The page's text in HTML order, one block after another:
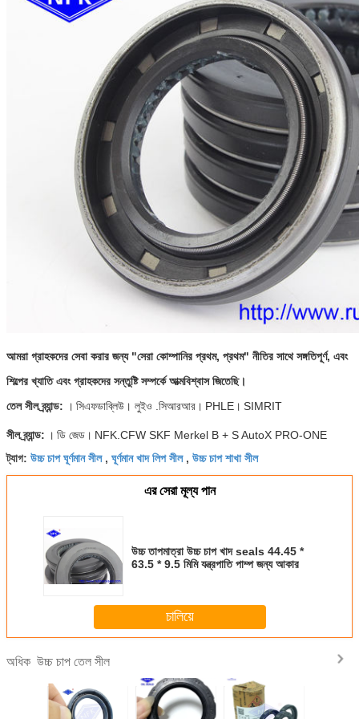
আমরা গ্রাহকদের সেবা করার জন্য "সেরা কোম্পানির প্রথম, প্রথম" নীতির সাথে সঙ্গতিপূর্ণ, এবং
শিল্পের খ্যাতি এবং গ্রাহকদের সন্তুষ্টি সম্পর্কে আত্মবিশ্বাস জিতেছি।
তেল সীল ব্র্যান্ড:
। সিএফডাব্লিউ। লুইও .সিআরআর। PHLE। SIMRIT
সীল ব্র্যান্ড: । ডি জেড। NFK.CFW SKF Merkel B + S AutoX PRO-ONE
ট্যাগ: উচ্চ চাপ ঘূর্ণমান সীল, ঘূর্ণমান খাদ লিপ সীল, উচ্চ চাপ শাখা সীল
এর সেরা মূল্য পান
উচ্চ তাপমাত্রা উচ্চ চাপ খাদ seals 44.45 *
63.5 * 9.5 মিমি যন্ত্রপাতি পাম্প জন্য আকার
চালিয়ে
অধিক উচ্চ চাপ তেল সীল